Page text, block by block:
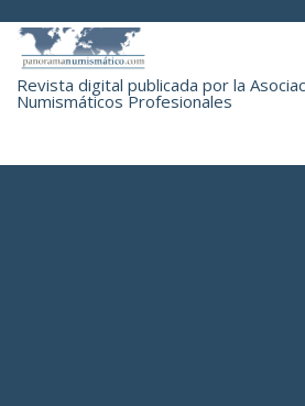
Revista digital publicada por la
Numismáticos Profesionales